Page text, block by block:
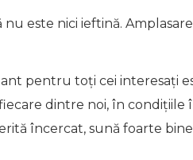
este nici ieftină.
pentru toți cei interesați
dintre noi, în
încercat, sună foarte